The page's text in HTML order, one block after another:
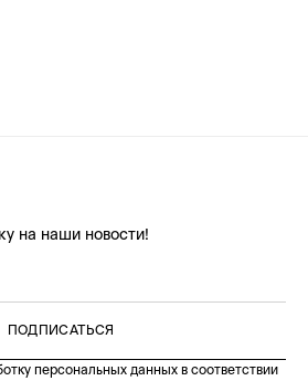
на наши новости!
ПОДПИСАТЬСЯ
персональных данных в соответствии